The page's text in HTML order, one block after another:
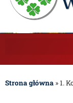
Strona główna »1.